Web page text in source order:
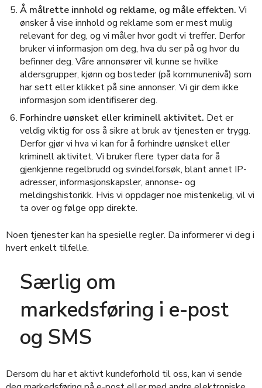
Å målrette innhold og reklame, og måle effekten. Vi
ønsker å vise innhold og reklame som er mest mulig
relevant for deg, og vi måler hvor godt vi treffer. Derfor
bruker vi informasjon om deg, hva du ser på og hvor du
befinner deg. Våre annonsører vil kunne se hvilke
aldersgrupper, kjønn og bosteder (på kommunenivå) som
har sett eller klikket på sine annonser. Vi gir dem ikke
informasjon som identifiserer deg.
Forhindre uønsket eller kriminell aktivitet. Det er
veldig viktig for oss å sikre at bruk av tjenesten er trygg.
Derfor gjør vi hva vi kan for å forhindre uønsket eller
kriminell aktivitet. Vi bruker flere typer data for å
gjenkjenne regelbrudd og svindelforsøk, blant annet IP-
adresser, informasjonskapsler, annonse- og
meldingshistorikk. Hvis vi oppdager noe mistenkelig, vil vi
ta over og følge opp direkte.
Noen tjenester kan ha spesielle regler. Da informerer vi deg i
hvert enkelt tilfelle.
Særlig om
markedsføring i e-post
og SMS
Dersom du har et aktivt kundeforhold til oss, kan vi sende